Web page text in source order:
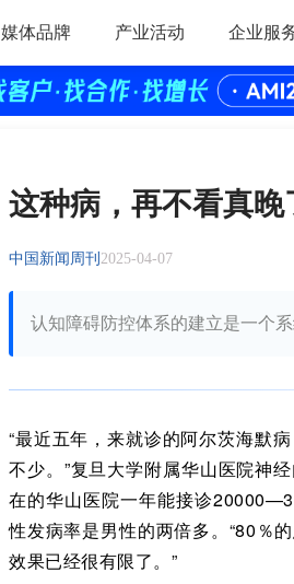
媒体品牌 产业活动 企业服
这种病，再不看真晚
中国新闻周刊 2025-04-07
认知障碍防控体系的建立是一个
“最近五年，来就诊的阿尔茨海默
不少。”复旦大学附属华山医院神
在的华山医院一年能接诊
性发病率是男性的两倍多。“80％
效果已经很有限了。”